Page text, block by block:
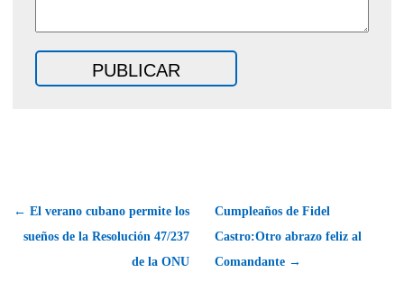
← El verano cubano permite los
sueños de la Resolución 47/237
de la ONU
Cumpleaños de Fidel
Castro:Otro abrazo feliz al
Comandante →